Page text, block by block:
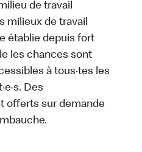
de travail
milieux de travail
établie depuis fort
les chances sont
à tous·tes les
Des
offerts sur demande